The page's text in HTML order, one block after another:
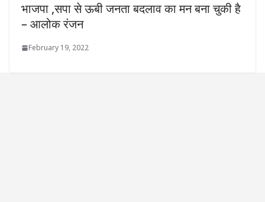
भाजपा ,सपा से ऊबी जनता बदलाव का मन बना चुकी है
– आलोक रंजन
February 19, 2022